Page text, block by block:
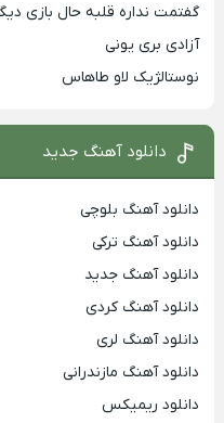
گفتمت نداره قلبه حال بازی
آزادی بری یونی
نوستالژیک لاو طاهاس
دانلود آهنگ جدید
دانلود آهنگ بلوچی
دانلود آهنگ ترکی
دانلود آهنگ جدید
دانلود آهنگ کردی
دانلود آهنگ لری
دانلود آهنگ مازندرانی
دانلود ریمیکس